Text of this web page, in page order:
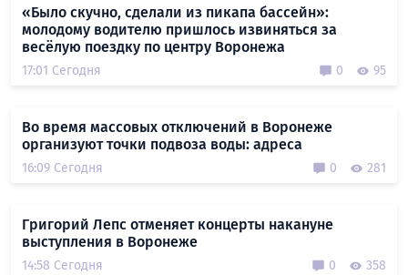
«Было скучно, сделали из пикапа бассейн»:
молодому водителю пришлось извиняться за
весёлую поездку по центру Воронежа
17:01 Сегодня 0 95
Во время массовых отключений в Воронеже
организуют точки подвоза воды: адреса
16:09 Сегодня 0 281
Григорий Лепс отменяет концерты накануне
выступления в Воронеже
14:58 Сегодня 0 358